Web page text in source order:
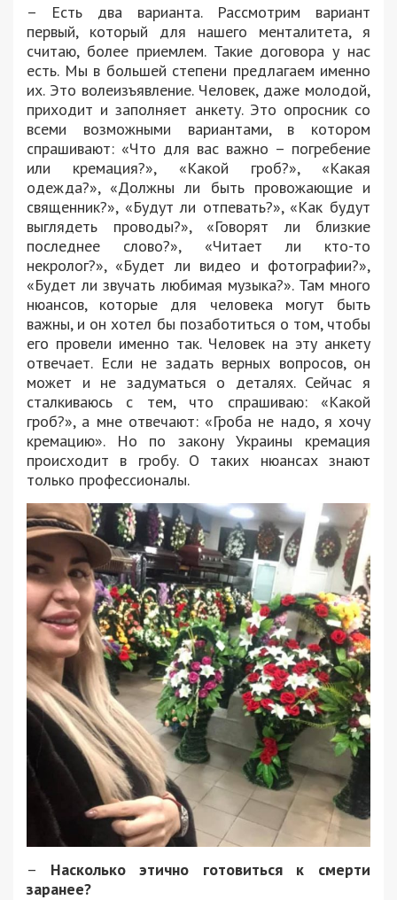
– Есть два варианта. Рассмотрим вариант
первый, который для нашего менталитета, я
считаю, более приемлем. Такие договора у нас
есть. Мы в большей степени предлагаем именно
их. Это волеизъявление. Человек, даже молодой,
приходит и заполняет анкету. Это опросник со
всеми возможными вариантами, в котором
спрашивают: «Что для вас важно – погребение
или кремация?», «Какой гроб?», «Какая
одежда?», «Должны ли быть провожающие и
священник?», «Будут ли отпевать?», «Как будут
выглядеть проводы?», «Говорят ли близкие
последнее слово?», «Читает ли кто-то
некролог?», «Будет ли видео и фотографии?»,
«Будет ли звучать любимая музыка?». Там много
нюансов, которые для человека могут быть
важны, и он хотел бы позаботиться о том, чтобы
его провели именно так. Человек на эту анкету
отвечает. Если не задать верных вопросов, он
может и не задуматься о деталях. Сейчас я
сталкиваюсь с тем, что спрашиваю: «Какой
гроб?», а мне отвечают: «Гроба не надо, я хочу
кремацию». Но по закону Украины кремация
происходит в гробу. О таких нюансах знают
только профессионалы.
– Насколько этично готовиться к смерти
заранее?